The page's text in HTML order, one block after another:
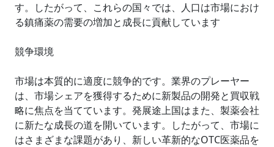
す。したがって、これらの国々では、人口は市場におけ
る鎮痛薬の需要の増加と成長に貢献しています
競争環境
市場は本質的に適度に競争的です。業界のプレーヤー
は、市場シェアを獲得するために新製品の開発と買収戦
略に焦点を当てています。発展途上国はまた、製薬会社
に新たな成長の道を開いています。したがって、市場に
はさまざまな課題があり、新しい革新的なOTC医薬品を